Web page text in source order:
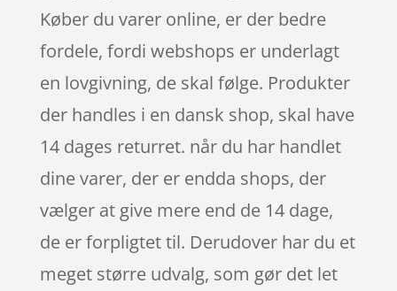
Køber du varer online, er der bedre
fordele, fordi webshops er underlagt
en lovgivning, de skal følge. Produkter
der handles i en dansk shop, skal have
14 dages returret. når du har handlet
dine varer, der er endda shops, der
vælger at give mere end de 14 dage,
de er forpligtet til. Derudover har du et
meget større udvalg, som gør det let